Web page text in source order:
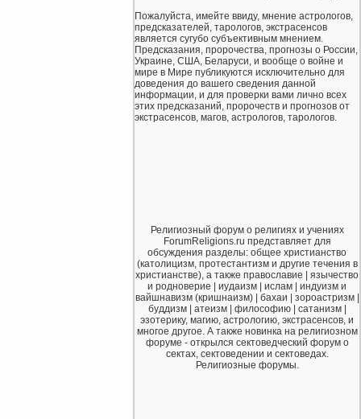
Пожалуйста, имейте ввиду, мнение астрологов,
предсказателей, тарологов, экстрасенсов
является сугубо субъективным мнением.
Предсказания, пророчества, прогнозы о России,
Украине, США, Беларуси, и вообще о войне и
мире в Мире публикуются исключительно для
доведения до вашего сведения данной
информации, и для проверки вами лично всех
этих предсказаний, пророчеств и прогнозов от
экстрасенсов, магов, астрологов, тарологов.
Религиозный форум о религиях и учениях
ForumReligions.ru представляет для
обсуждения разделы: общее христианство
(католицизм, протестантизм и другие течения в
христианстве), а также православие | язычество
и родноверие | иудаизм | ислам | индуизм и
вайшнавизм (кришнаизм) | бахаи | зороастризм |
буддизм | атеизм | философию | сатанизм |
эзотерику, магию, астрологию, экстрасенсов, и
многое другое. А также новинка на религиозном
форуме - открылся сектоведческий форум о
сектах, сектоведении и сектоведах.
Религиозные форумы.